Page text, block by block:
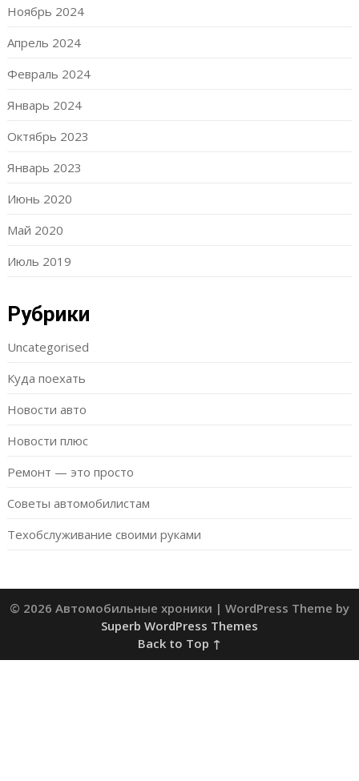
Ноябрь 2024
Апрель 2024
Февраль 2024
Январь 2024
Октябрь 2023
Январь 2023
Июнь 2020
Май 2020
Июль 2019
Рубрики
Uncategorised
Куда поехать
Новости авто
Новости плюс
Ремонт — это просто
Советы автомобилистам
Техобслуживание своими руками
© 2026 Автомобильные хроники | WordPress Theme by
Superb WordPress Themes
Back to Top ↑